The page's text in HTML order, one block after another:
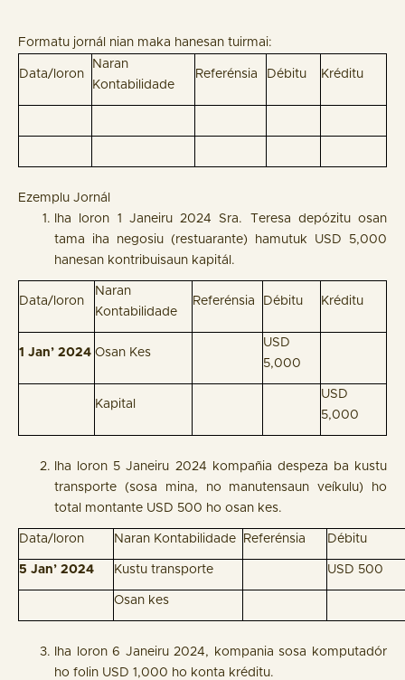
Formatu jornál nian maka hanesan tuirmai:
Data/loron
Naran
Kontabilidade
Referénsia Débitu Kréditu
Ezemplu Jornál
Iha loron 1 Janeiru 2024 Sra. Teresa depózitu osan
tama iha negosiu (restuarante) hamutuk USD 5,000
hanesan kontribuisaun kapitál.
Data/loron
Naran
Kontabilidade
Referénsia Débitu Kréditu
1 Jan’ 2024 Osan Kes
USD
5,000
Kapital
USD
5,000
Iha loron 5 Janeiru 2024 kompañia despeza ba kustu
transporte (sosa mina, no manutensaun veíkulu) ho
total montante USD 500 ho osan kes.
Data/loron Naran Kontabilidade Referénsia Débitu
5 Jan’ 2024 Kustu transporte USD 500
Osan kes
Iha loron 6 Janeiru 2024, kompania sosa komputadór
ho folin USD 1,000 ho konta kréditu.